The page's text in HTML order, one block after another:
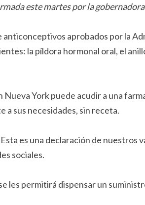
este martes por la
anticonceptivos aprobados por la
la píldora hormonal oral, el
Nueva York puede acudir a una
a sus necesidades, sin receta.
es una declaración de nuestros
sociales.
les permitirá dispensar un